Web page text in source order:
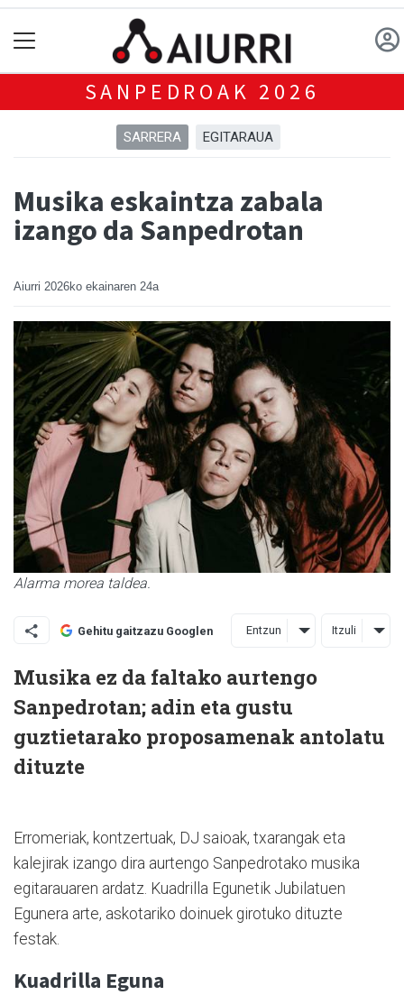
SANPEDROAK 2026
SARRERA EGITARAUA
Musika eskaintza zabala
izango da Sanpedrotan
Aiurri 2026ko ekainaren 24a
Alarma morea taldea.
Gehitu gaitzazu Googlen Entzun Itzuli
Musika ez da faltako aurtengo
Sanpedrotan; adin eta gustu
guztietarako proposamenak antolatu
dituzte
Erromeriak, kontzertuak, DJ saioak, txarangak eta
kalejirak izango dira aurtengo Sanpedrotako musika
egitarauaren ardatz. Kuadrilla Egunetik Jubilatuen
Egunera arte, askotariko doinuek girotuko dituzte
festak.
Kuadrilla Eguna